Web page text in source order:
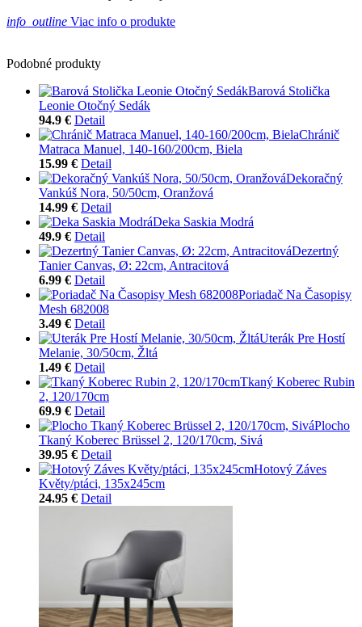
info_outline Viac info o produkte
Podobné produkty
Barová Stolička
Leonie Otočný Sedák
94.9 € Detail
Chránič
Matraca Manuel, 140-160/200cm, Biela
15.99 € Detail
Dekoračný
Vankúš Nora, 50/50cm, Oranžová
14.99 € Detail
Deka Saskia Modrá
49.9 € Detail
Dezertný
Tanier Canvas, Ø: 22cm, Antracitová
6.99 € Detail
Poriadač Na Časopisy
Mesh 682008
3.49 € Detail
Uterák Pre Hostí
Melanie, 30/50cm, Žltá
1.49 € Detail
Tkaný Koberec Rubin
2, 120/170cm
69.9 € Detail
Plocho
Tkaný Koberec Brüssel 2, 120/170cm, Sivá
39.95 € Detail
Hotový Záves
Květy/ptáci, 135x245cm
24.95 € Detail